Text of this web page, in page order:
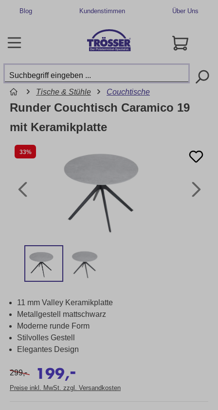
Blog Kundenstimmen Über Uns
Tische & Stühle Couchtische
33%
Runder Couchtisch Caramico 19
mit Keramikplatte
11 mm Valley Keramikplatte
Metallgestell mattschwarz
Moderne runde Form
Stilvolles Gestell
Elegantes Design
299,- 199,
-
Preise inkl. MwSt. zzgl. Versandkosten